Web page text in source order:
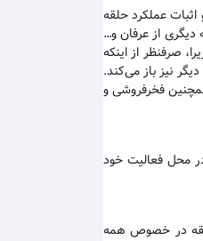
عملکرد حلقه
از عرفان و…
صرفنظر از اینکه
نیز باز می‌کند.
فخرفروشی و
محل فعالیت خود
حلقه در خصوص همه